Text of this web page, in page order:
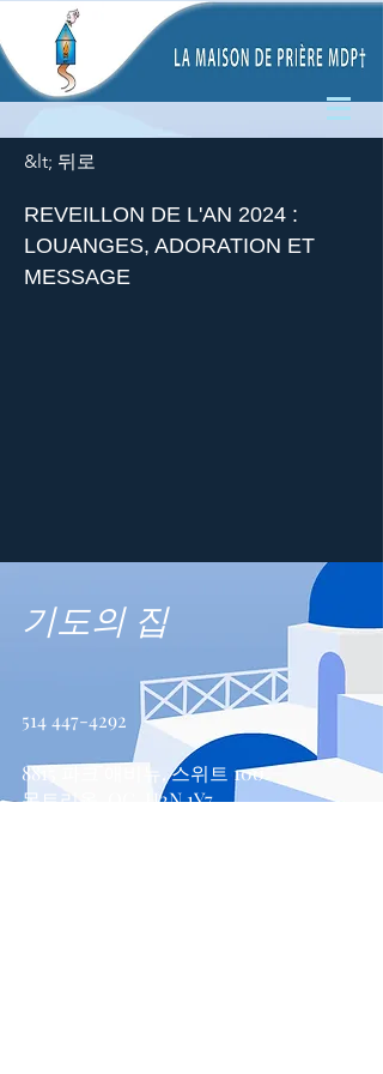
&lt; 뒤로
REVEILLON DE L'AN 2024 :
LOUANGES, ADORATION ET
MESSAGE
기도의 집
514 447-4292
8815 파크 애비뉴, 스위트 100
몬트리올, QC, H2N 1Y7